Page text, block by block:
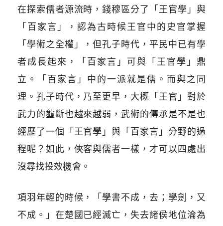
在探索儒者源流時，錢穆區分了「王官學」與
「百家言」，認為古時候王官中的史官掌握
「學術之全權」，但孔子時代，平民中已有學
者成長起來，「百家言」可與「王官學」鼎
立。「百家言」中的一派就是儒。而與之同
理。孔子時代，乃至更早，大概「王官」對於
武力的壟斷也越來越弱，武術的傳承是不是也
經歷了一個「王官學」與「百家言」分野的過
程呢？如此，俠客與儒者一樣，才可以四處出
沒尋找投效機會。
項羽年輕的時候，「學書不成，去；學劍，又
不成。」在楚國已經滅亡，失去諸侯地位淪為